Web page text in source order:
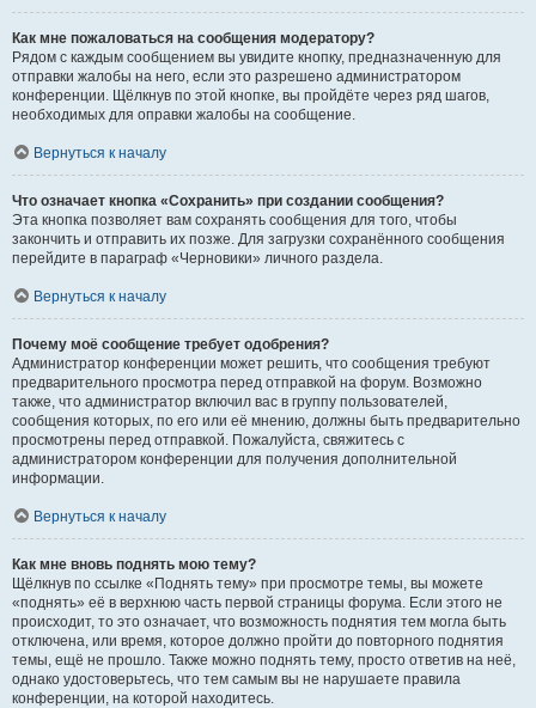
Как мне пожаловаться на сообщения модератору?
Рядом с каждым сообщением вы увидите кнопку, предназначенную для
отправки жалобы на него, если это разрешено администратором
конференции. Щёлкнув по этой кнопке, вы пройдёте через ряд шагов,
необходимых для оправки жалобы на сообщение.
Вернуться к началу
Что означает кнопка «Сохранить» при создании сообщения?
Эта кнопка позволяет вам сохранять сообщения для того, чтобы
закончить и отправить их позже. Для загрузки сохранённого сообщения
перейдите в параграф «Черновики» личного раздела.
Вернуться к началу
Почему моё сообщение требует одобрения?
Администратор конференции может решить, что сообщения требуют
предварительного просмотра перед отправкой на форум. Возможно
также, что администратор включил вас в группу пользователей,
сообщения которых, по его или её мнению, должны быть предварительно
просмотрены перед отправкой. Пожалуйста, свяжитесь с
администратором конференции для получения дополнительной
информации.
Вернуться к началу
Как мне вновь поднять мою тему?
Щёлкнув по ссылке «Поднять тему» при просмотре темы, вы можете
«поднять» её в верхнюю часть первой страницы форума. Если этого не
происходит, то это означает, что возможность поднятия тем могла быть
отключена, или время, которое должно пройти до повторного поднятия
темы, ещё не прошло. Также можно поднять тему, просто ответив на неё,
однако удостоверьтесь, что тем самым вы не нарушаете правила
конференции, на которой находитесь.